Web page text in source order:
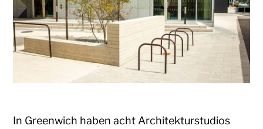
In Greenwich haben acht Architekturstudios